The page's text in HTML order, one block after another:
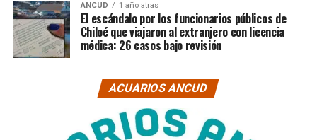
ANCUD 1 año atras
El escándalo por los funcionarios públicos de
Chiloé que viajaron al extranjero con licencia
médica: 26 casos bajo revisión
ACUARIOS ANCUD